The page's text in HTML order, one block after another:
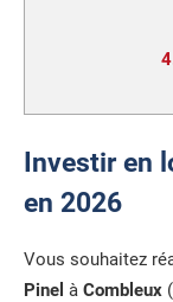
Investir en
en 2026
Vous souhaitez
Pinel à Combleux